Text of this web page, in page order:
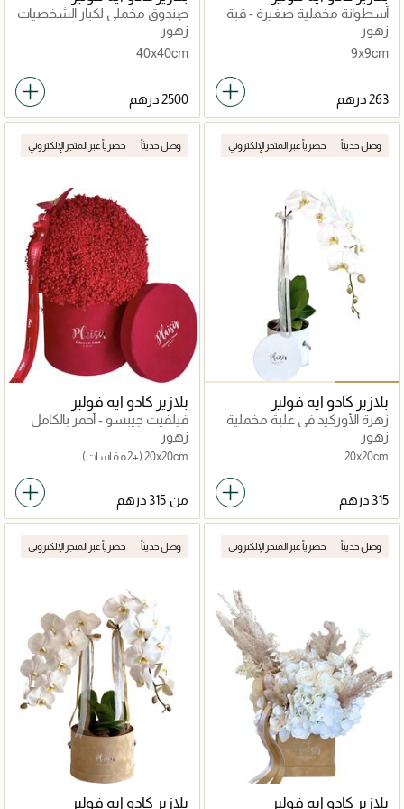
أسطوانة مخملية صغيرة - قبة
وردية خوخية
زهور
9x9cm
صندوق مخملي لكبار الشخصيات
- أوركيد، ورود، شوكولاتة
زهور
40x40cm
وصل حديثاً حصرياً عبر المتجر الإلكتروني
بلازير كادو ايه فولير
زهرة الأوركيد في علبة مخملية
زهور
20x20cm
وصل حديثاً حصرياً عبر المتجر الإلكتروني
بلازير كادو ايه فولير
فيلفيت جيبسو - أحمر بالكامل
زهور
20x20cm (+2 مقاسات)
من
وصل حديثاً حصرياً عبر المتجر الإلكتروني
بلازير كادو ايه فولير
وصل حديثاً حصرياً عبر المتجر الإلكتروني
بلازير كادو ايه فولير